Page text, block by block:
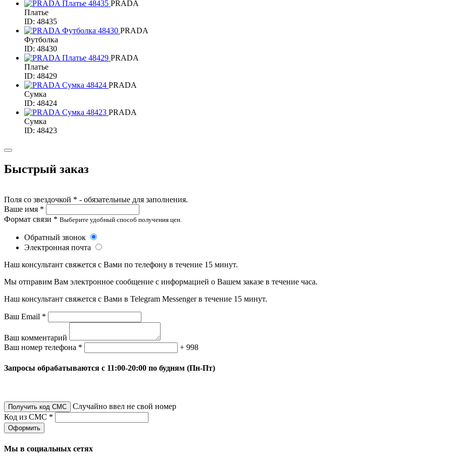
PRADA
Платье
ID: 48435
PRADA
Футболка
ID: 48430
PRADA
Платье
ID: 48429
PRADA
Сумка
ID: 48424
PRADA
Сумка
ID: 48423
Быстрый заказ
Поля со звездочкой * - обязательные для заполнения.
Ваше имя *
Формат связи * Выберите удобный способ получения цен.
Обратный звонок
Электронная почта
Наш консультант свяжется с Вами по телефону в течение 15 минут.
Мы отправим Вам электронное сообщение с информацией о Вашем заказе в течение часа.
Наш консультант свяжется с Вами в Telegram Messenger в течение 15 минут.
Ваш Email *
Ваш комментарий
Ваш номер телефона *
+ 998
Запросы обрабатываются с 11:00-20:00 по будням (Пн-Пт)
Получить код СМС
Случайно ввел не свой номер
Код из СМС *
Оформить
Мы в социальных сетях